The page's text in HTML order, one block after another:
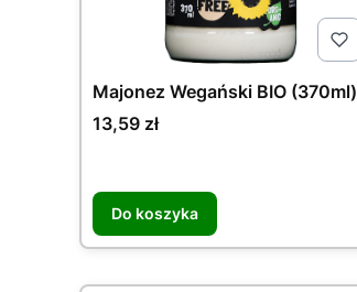
Majonez Wegański BIO (370ml)
Cena
13,59 zł
Do koszyka